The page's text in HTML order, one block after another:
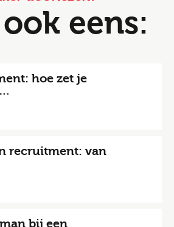
eens:
hoe zet je
recruitment: van
bij een